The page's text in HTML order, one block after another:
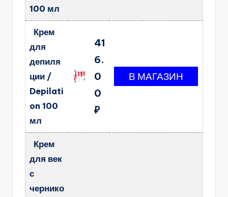
100 мл
Крем
для
депиля
ции /
Depilati
on 100
мл
41
6.
0
0
₽
Крем
для век
с
чернико